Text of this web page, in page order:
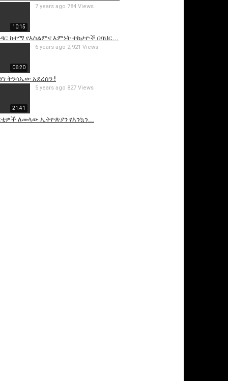
10:15
ዳር ከተማ የእስልምና እምነት ተከታዮች በባህር...
7 years ago 784 Views
06:20
ትንሳኤው አደረሰን !
6 years ago 2,921 Views
21:41
ለመላው ኢትዮጵያን የእንኳን...
5 years ago 827 Views